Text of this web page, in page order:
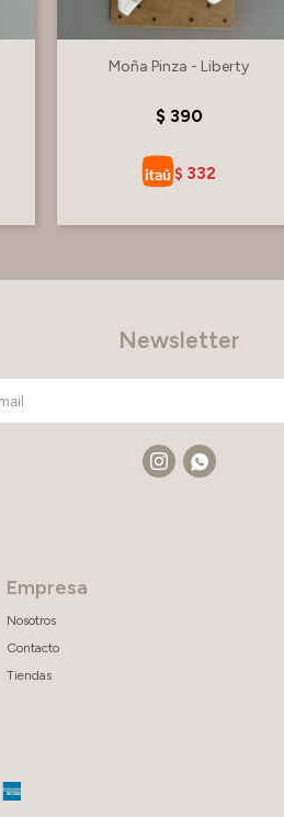
Moña Pinza - Liberty
$ 390
$ 332
Empresa
Nosotros
Contacto
Tiendas
Newsletter
 